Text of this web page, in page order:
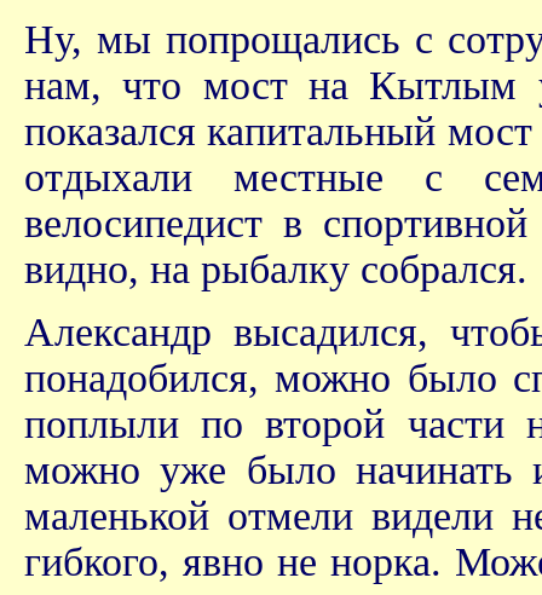
Ну, мы попрощались с
нам, что мост на Кытлым
показался капитальный
отдыхали местные с
велосипедист в
видно, на рыбалку собрался.
Александр высадился,
понадобился, можно было
поплыли по второй части
можно уже было начинать
маленькой отмели видели
гибкого, явно не норка.